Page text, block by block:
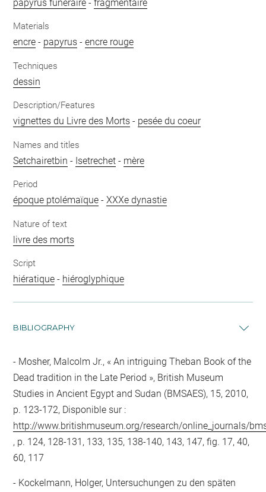
papyrus funéraire -fragmentaire
Materials
encre - papyrus -encre rouge
Techniques
dessin
Description/Features
vignettes du Livre des Morts - pesée du coeur
Names and titles
Setchairetbin - Isetrechet - mère
Period
époque ptolémaïque -XXXe dynastie
Nature of text
livre des morts
Script
hiératique - hiéroglyphique
BIBLIOGRAPHY
Mosher, Malcolm Jr., « An intriguing Theban Book of the
Dead tradition in the Late Period », British Museum
Studies in Ancient Egypt and Sudan (BMSAES), 15, 2010,
p. 123-172, Disponible sur :
http://www.britishmuseum.org/research/online_journals/
, p. 124, 128-131, 133, 135, 138-140, 143, 147, fig. 17, 40,
60, 117
Kockelmann, Holger, Untersuchungen zu den späten